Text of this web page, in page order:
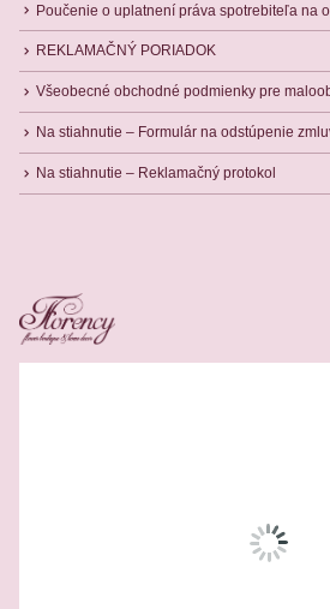
Poučenie o uplatnení práva spotrebiteľa na
REKLAMAČNÝ PORIADOK
Všeobecné obchodné podmienky pre
Na stiahnutie – Formulár na odstúpenie
Na stiahnutie – Reklamačný protokol